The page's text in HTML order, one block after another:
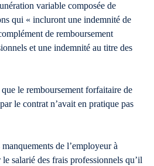
variable composée de
qui « incluront une indemnité de
de remboursement
et une indemnité au titre des
le remboursement forfaitaire de
le contrat n’avait en pratique pas
de l’employeur à
salarié des frais professionnels qu’il